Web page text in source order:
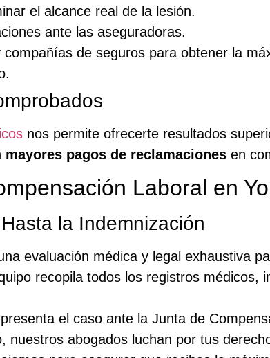
el alcance real de la lesión.
ante las aseguradoras.
de seguros para obtener la
nos permite ofrecerte resultados
mayores pagos de reclamaciones en
Laboral en
la Indemnización
evaluación médica y legal exhaustiva
recopila todos los registros médicos,
el caso ante la Junta de
nuestros abogados luchan por tus